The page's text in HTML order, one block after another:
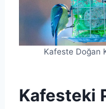
Kafeste Doğan
Kafesteki